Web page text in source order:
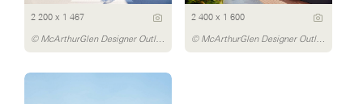
2 200 x 1 467
© McArthurGlen Designer Outlet Parndorf/Daniel Bointner
2 400 x 1 600
© McArthurGlen Designer Outlet Parndorf/Dávid Bártfay